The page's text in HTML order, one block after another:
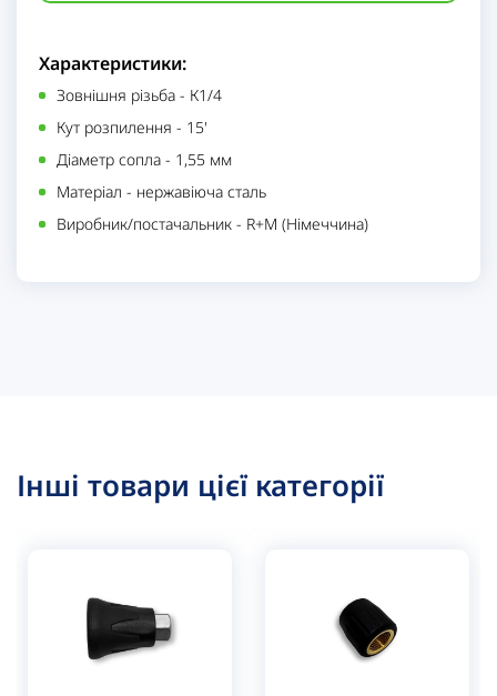
Характеристики:
Зовнішня різьба - К1/4
Кут розпилення - 15'
Діаметр сопла - 1,55 мм
Матеріал - нержавіюча сталь
Виробник/постачальник - R+M (Німеччина)
Інші товари цієї категорії